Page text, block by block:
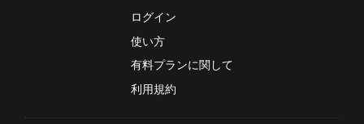
ログイン
使い方
有料プランに関して
利用規約